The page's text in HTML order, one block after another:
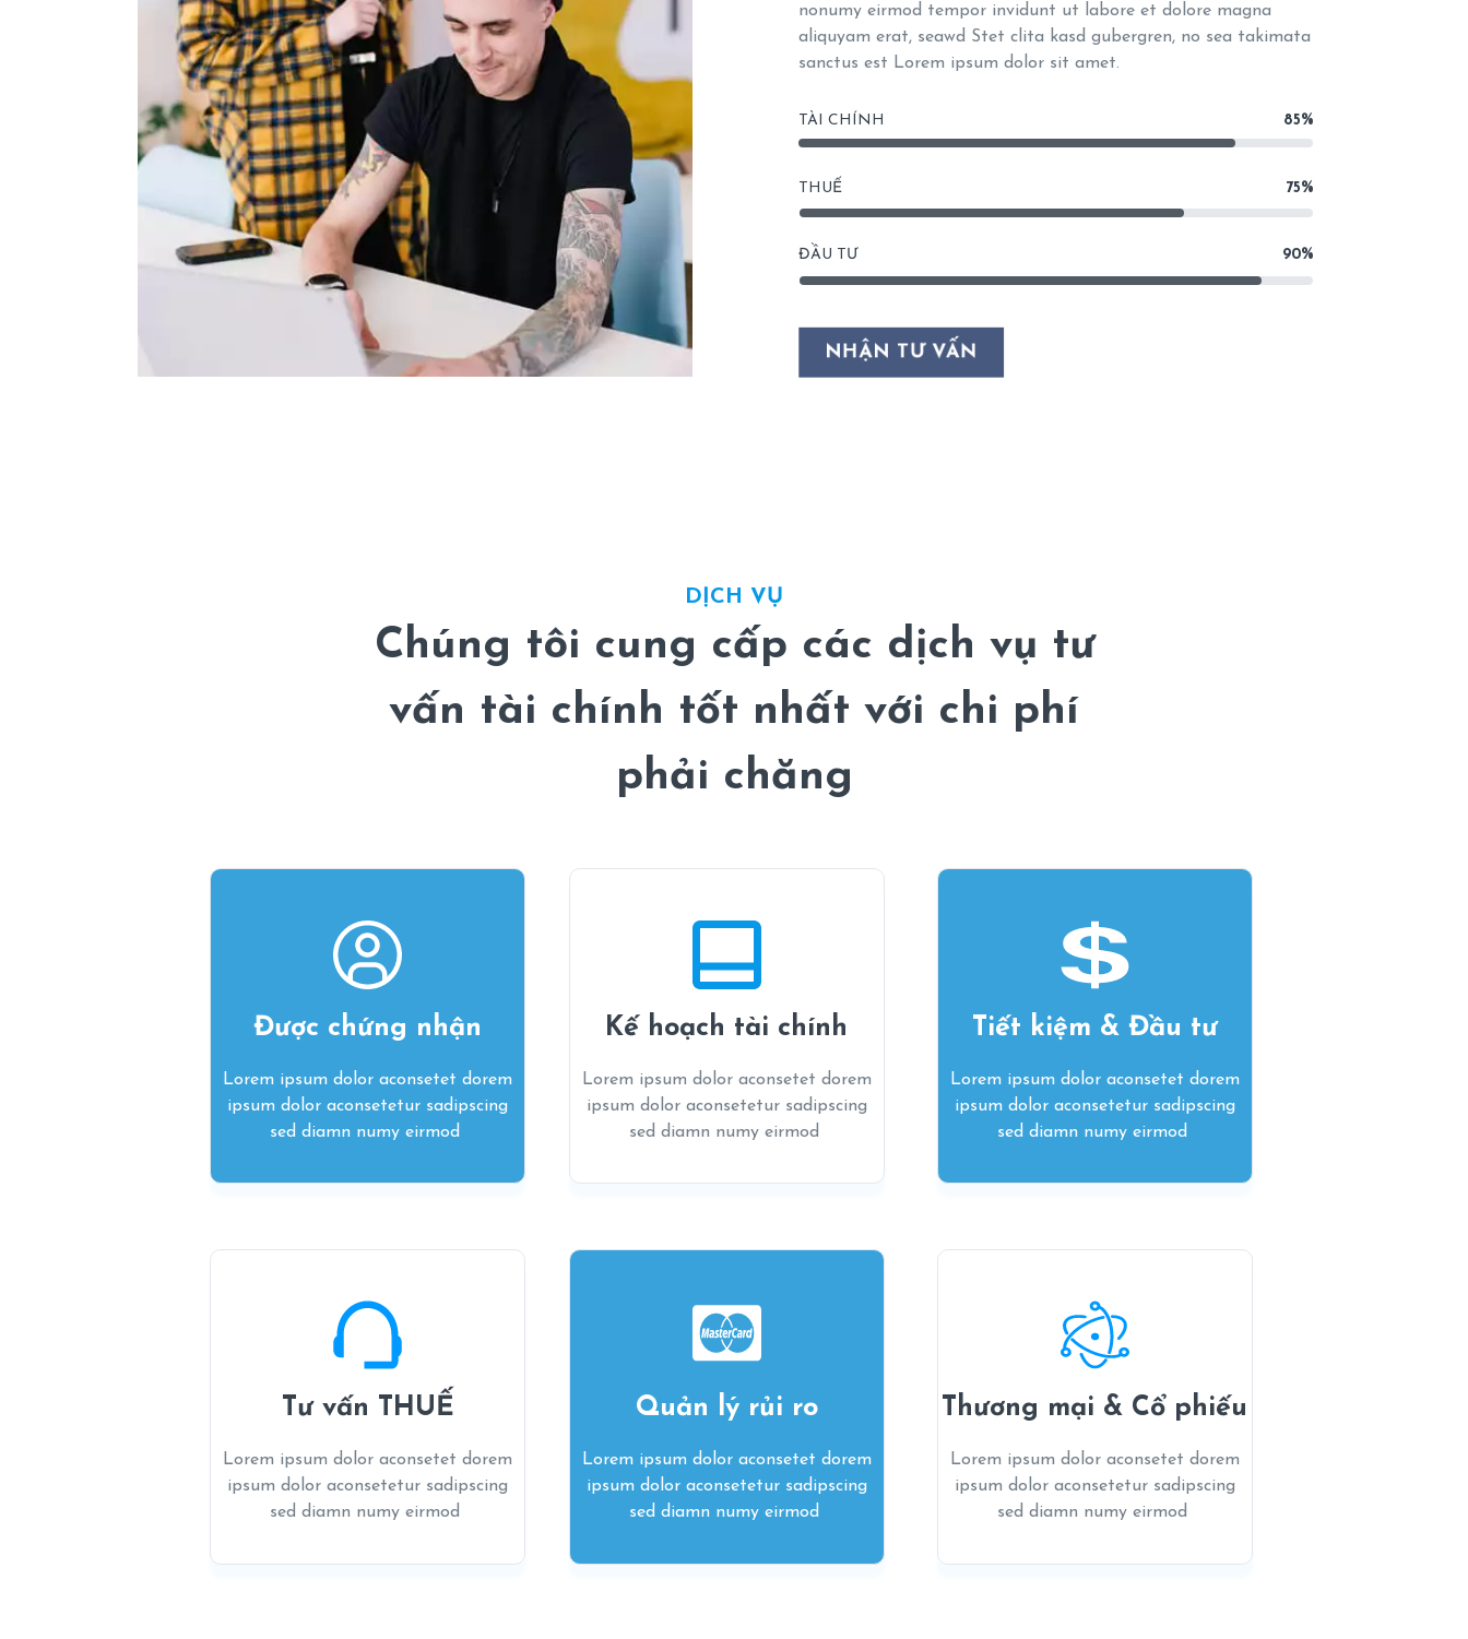
nonumy eirmod tempor invidunt ut labore et dolore magna
aliquyam erat, seawd Stet clita kasd gubergren, no sea takimata
sanctus est Lorem ipsum dolor sit amet.
85%
TÀI CHÍNH
75%
THUẾ
90%
ĐẦU TƯ
NHẬN TƯ VẤN
DỊCH VỤ
Chúng tôi cung cấp các dịch vụ tư
vấn tài chính tốt nhất với chi phí
phải chăng
Được chứng nhận
Lorem ipsum dolor aconsetet dorem
ipsum dolor aconsetetur sadipscing
sed diamn numy eirmod
Kế hoạch tài chính
Lorem ipsum dolor aconsetet dorem
ipsum dolor aconsetetur sadipscing
sed diamn numy eirmod
Tiết kiệm & Đầu tư
Lorem ipsum dolor aconsetet dorem
ipsum dolor aconsetetur sadipscing
sed diamn numy eirmod
Tư vấn THUẾ
Lorem ipsum dolor aconsetet dorem
ipsum dolor aconsetetur sadipscing
sed diamn numy eirmod
Quản lý rủi ro
Lorem ipsum dolor aconsetet dorem
ipsum dolor aconsetetur sadipscing
sed diamn numy eirmod
Thương mại & Cổ phiếu
Lorem ipsum dolor aconsetet dorem
ipsum dolor aconsetetur sadipscing
sed diamn numy eirmod